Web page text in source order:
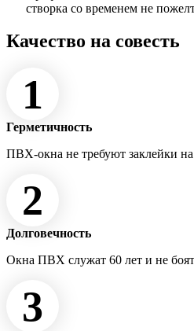
створка со временем не
Качество на совесть
1
Герметичность
ПВХ-окна не требуют заклейки
2
Долговечность
Окна ПВХ служат 60 лет и не
3